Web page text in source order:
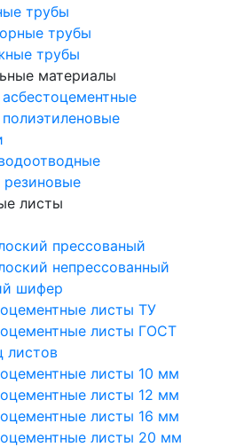
трубы
трубы
трубы
материалы
резиновые
листы
прессованый
непрессованный
шифер
листы ТУ
листы ГОСТ
листов
листы 10 мм
листы 12 мм
листы 16 мм
листы 20 мм